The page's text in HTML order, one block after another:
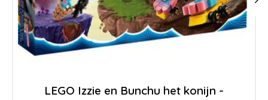
LEGO Izzie en Bunchu het konijn -